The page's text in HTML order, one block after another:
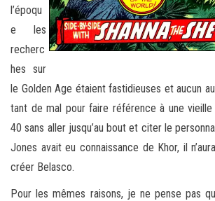
l’époqu
e les
recherc
hes sur
le Golden Age étaient fastidieuses et aucun
tant de mal pour faire référence à une vieille
40 sans aller jusqu’au bout et citer le
Jones avait eu connaissance de Khor, il
créer Belasco.
Pour les mêmes raisons, je ne pense pas